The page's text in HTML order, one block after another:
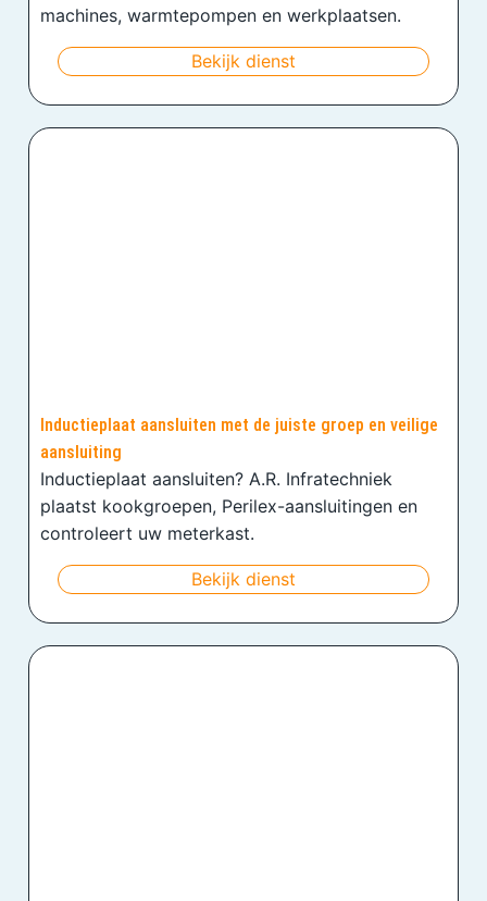
machines, warmtepompen en werkplaatsen.
Bekijk dienst
Inductieplaat aansluiten met de juiste groep en veilige
aansluiting
Inductieplaat aansluiten? A.R. Infratechniek
plaatst kookgroepen, Perilex-aansluitingen en
controleert uw meterkast.
Bekijk dienst